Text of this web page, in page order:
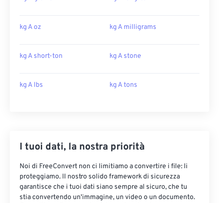
kg A oz kg A milligrams
kg A short-ton kg A stone
kg A lbs kg A tons
I tuoi dati, la nostra priorità
Noi di FreeConvert non ci limitiamo a convertire i file: li
proteggiamo. Il nostro solido framework di sicurezza
garantisce che i tuoi dati siano sempre al sicuro, che tu
stia convertendo un'immagine, un video o un documento.